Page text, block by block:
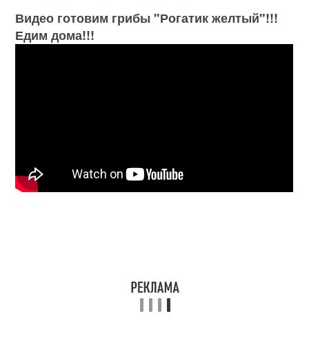
Видео готовим грибы "Рогатик желтый"!!!
Едим дома!!!